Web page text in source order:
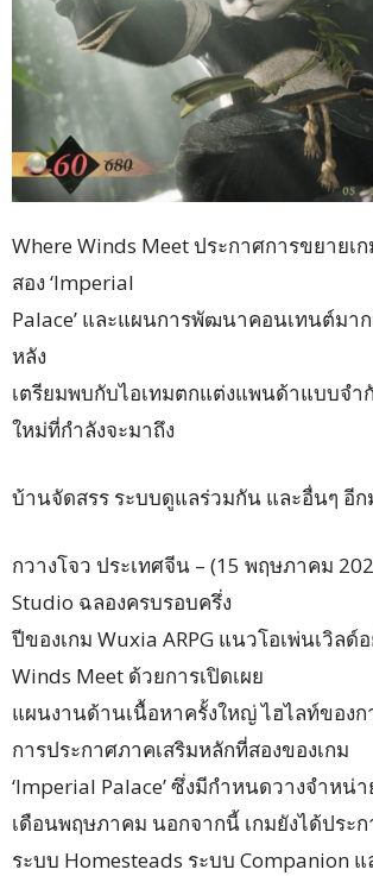
Where Winds Meet ประกาศการขยายเ
สอง ‘Imperial
Palace’ และแผนการพัฒนาคอนเทนต์มา
หลัง
เตรียมพบกับไอเทมตกแต่งแพนด้าแบบจำ
ใหม่ที่กำลังจะมาถึง
บ้านจัดสรร ระบบดูแลร่วมกัน และอื่นๆ อี
กวางโจว ประเทศจีน – (15 พฤษภาคม
Studio ฉลองครบรอบครึ่ง
ปีของเกม Wuxia ARPG แนวโอเพ่นเวิลด์
Winds Meet ด้วยการเปิดเผย
แผนงานด้านเนื้อหาครั้งใหญ่ ไฮไลท์ของ
การประกาศภาคเสริมหลักที่สองของเกม
‘Imperial Palace’ ซึ่งมีกำหนดวางจำหน่
เดือนพฤษภาคม นอกจากนี้ เกมยังได้ประ
ระบบ Homesteads ระบบ Companion